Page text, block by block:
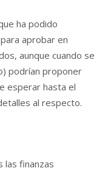
ha podido
aprobar en
aunque cuando se
podrían proponer
esperar hasta el
al respecto.
las finanzas